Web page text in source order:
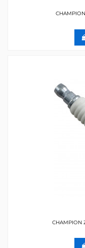
CHAMPION